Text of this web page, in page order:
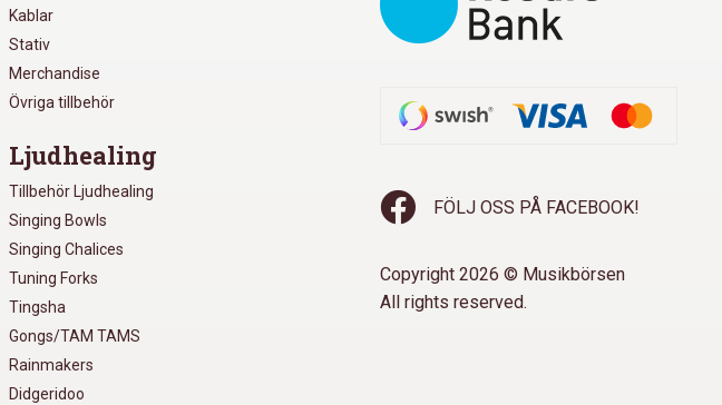
Kablar
Stativ
Merchandise
Övriga tillbehör
Ljudhealing
Tillbehör Ljudhealing
Singing Bowls
Singing Chalices
Tuning Forks
Tingsha
Gongs/TAM TAMS
Rainmakers
Didgeridoo
FÖLJ OSS PÅ FACEBOOK!
Copyright 2026 © Musikbörsen
All rights reserved.